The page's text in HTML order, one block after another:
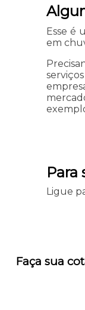
Esse é
em
Para
Ligue
Faça sua